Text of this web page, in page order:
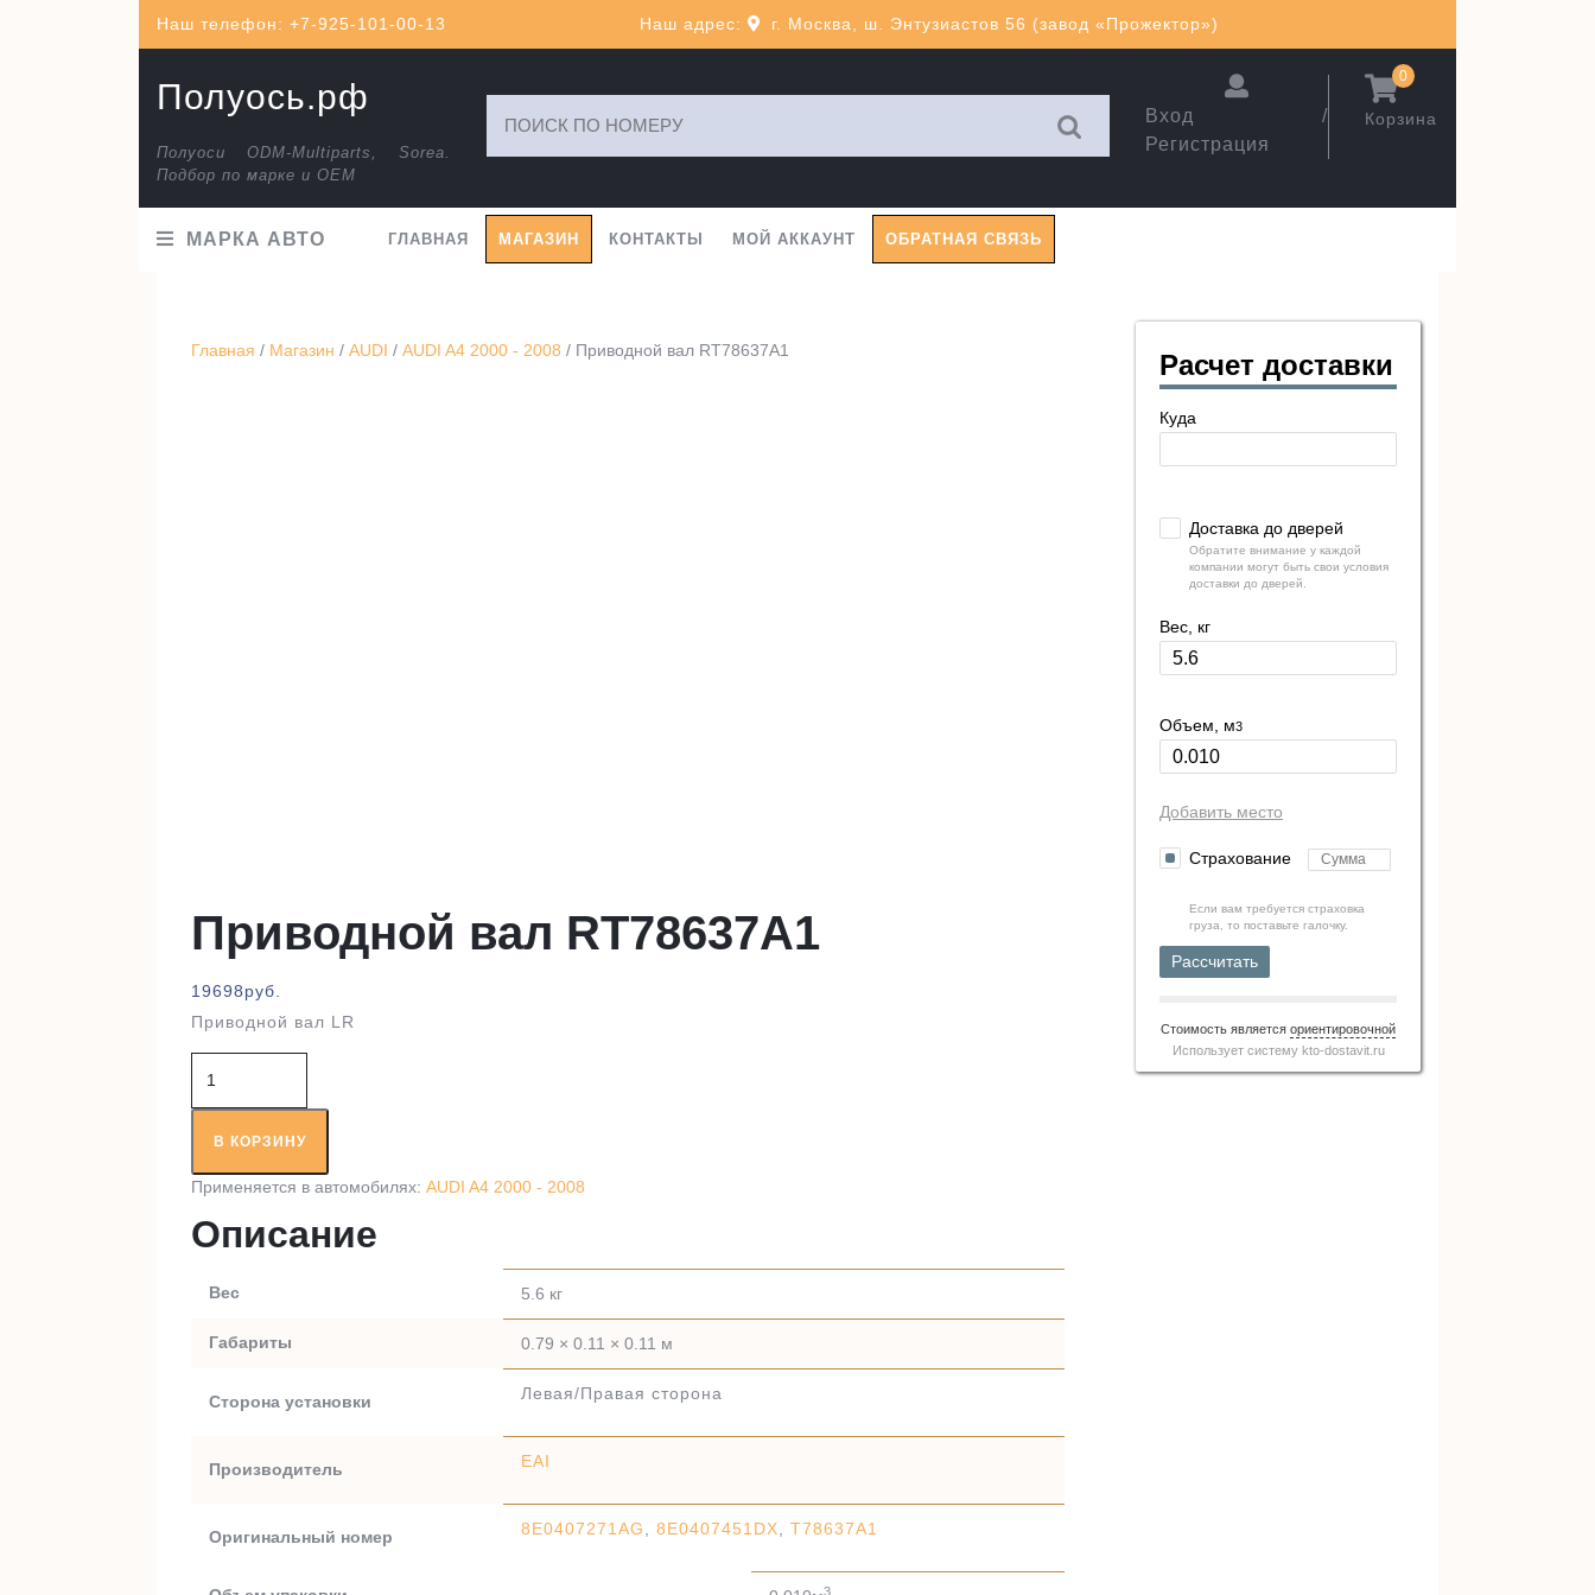
Наш телефон: +7-925-101-00-13 Наш адрес: г. Москва, ш. Энтузиастов 56 (завод «Прожектор»)
Полуось.рф
Полуоси ODM-Multiparts, Sorea.
Подбор по марке и ОЕМ
Вход /
Регистрация
Корзина
0
МАРКА АВТО ГЛАВНАЯ МАГАЗИН КОНТАКТЫ МОЙ АККАУНТ ОБРАТНАЯ СВЯЗЬ
Главная / Магазин / AUDI / AUDI A4 2000 - 2008 / Приводной вал RT78637A1
Приводной вал RT78637A1
19698руб.
Приводной вал LR
товара
Приводной
валВ КОРЗИНУ
Применяется в автомобилях: AUDI A4 2000 - 2008
Описание
Вес 5.6 кг
Габариты 0.79 × 0.11 × 0.11 м
Сторона установки Левая/Правая сторона
Производитель EAI
Оригинальный номер 8E0407271AG 8E0407451DX T78637A1
3
Расчет доставки
Куда
Доставка до дверей
Обратите внимание у каждой
компании могут быть свои условия
доставки до дверей.
Вес, кг
Объем, м3
Добавить место
Страхование
Если вам требуется страховка
груза, то поставьте галочку.
Рассчитать
Стоимость является ориентировочной
Использует систему kto-dostavit.ru